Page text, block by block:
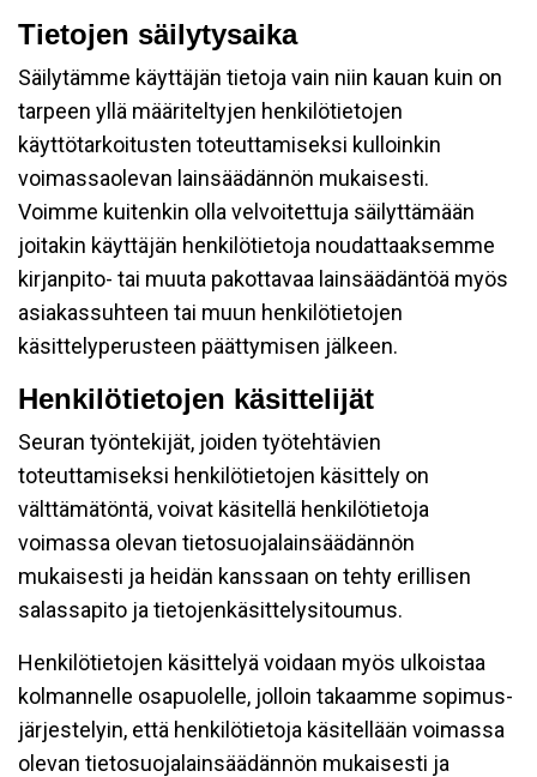
Tietojen säilytysaika
Säilytämme käyttäjän tietoja vain niin kauan kuin on
tarpeen yllä määriteltyjen henkilötietojen
käyttötarkoitusten toteuttamiseksi kulloinkin
voimassaolevan lainsäädännön mukaisesti.
Voimme kuitenkin olla velvoitettuja säilyttämään
joitakin käyttäjän henkilötietoja noudattaaksemme
kirjanpito- tai muuta pakottavaa lainsäädäntöä myös
asiakassuhteen tai muun henkilötietojen
käsittelyperusteen päättymisen jälkeen.
Henkilötietojen käsittelijät
Seuran työntekijät, joiden työtehtävien
toteuttamiseksi henkilötietojen käsittely on
välttämätöntä, voivat käsitellä henkilötietoja
voimassa olevan tietosuojalainsäädännön
mukaisesti ja heidän kanssaan on tehty erillisen
salassapito ja tietojenkäsittelysitoumus.
Henkilötietojen käsittelyä voidaan myös ulkoistaa
kolmannelle osapuolelle, jolloin takaamme sopimus-
järjestelyin, että henkilötietoja käsitellään voimassa
olevan tietosuojalainsäädännön mukaisesti ja